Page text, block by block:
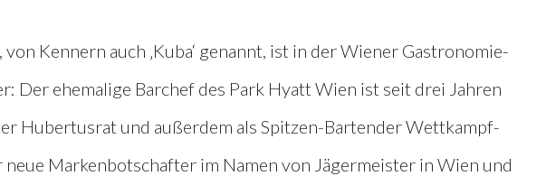
von Kennern auch ‚Kuba‘ genannt, ist in der Wiener Gastronomie-
Der ehemalige Barchef des Park Hyatt Wien ist seit drei Jahren
Hubertusrat und außerdem als Spitzen-Bartender Wettkampf-
Markenbotschafter im Namen von Jägermeister in Wien und